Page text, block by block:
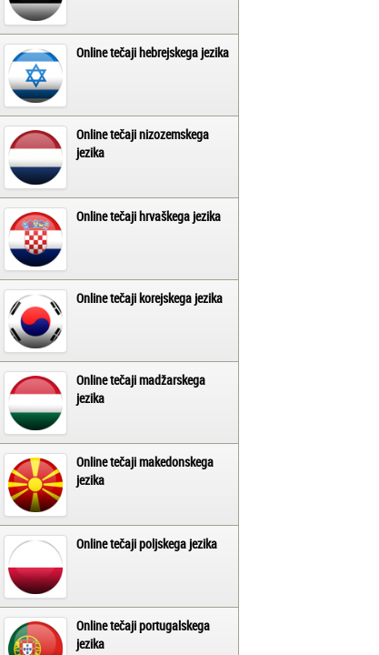
Online tečaji hebrejskega jezika
Online tečaji nizozemskega
jezika
Online tečaji hrvaškega jezika
Online tečaji korejskega jezika
Online tečaji madžarskega
jezika
Online tečaji makedonskega
jezika
Online tečaji poljskega jezika
Online tečaji portugalskega
jezika